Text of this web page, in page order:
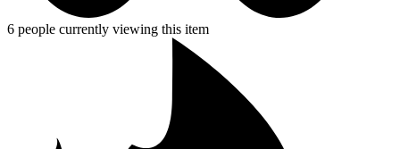
6 people currently viewing this item